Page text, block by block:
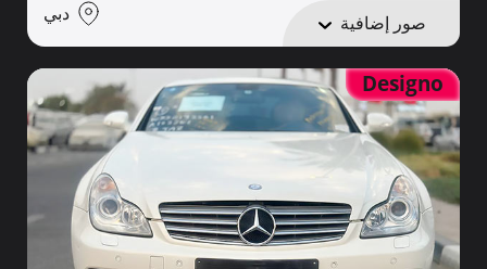
صور إضافية دبي
Designo